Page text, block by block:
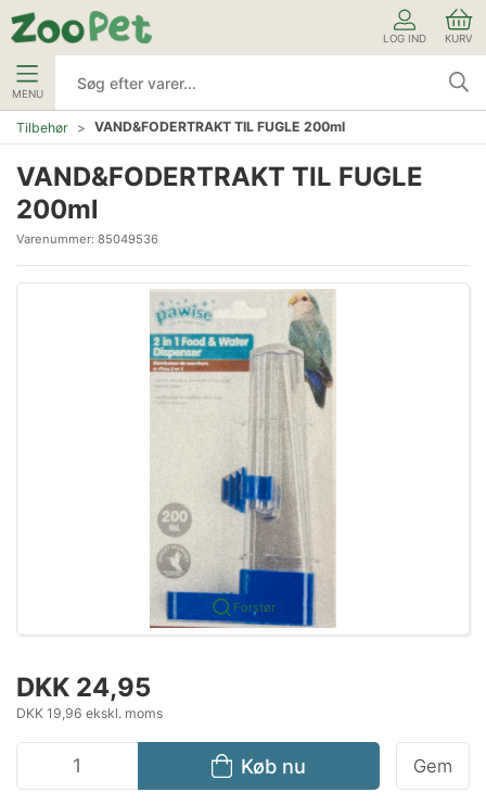
LOG IND KURV
MENU
Tilbehør VAND&FODERTRAKT TIL FUGLE 200ml
VAND&FODERTRAKT TIL FUGLE
200ml
Varenummer: 85049536
Forstør
DKK 24,95
DKK 19,96 ekskl. moms
Køb nu Gem